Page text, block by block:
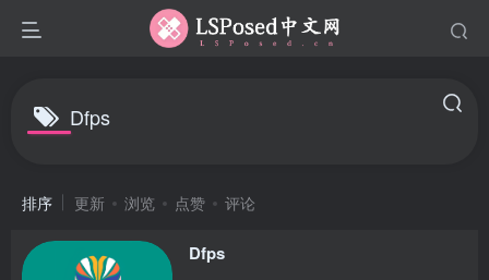
Dfps
排序 更新 浏览 点赞 评论
Dfps